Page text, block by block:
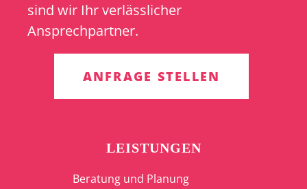
sind wir Ihr verlässlicher
Ansprechpartner.
ANFRAGE STELLEN
LEISTUNGEN
Beratung und Planung